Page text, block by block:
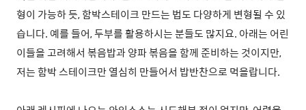
형이 가능하 듯, 함박스테이크 만드는 법도 다양하게 변형될 수 있
습니다. 예를 들어, 두부를 활용하시는 분들도 많지요. 아래는 어린
이들을 고려해서 볶음밥과 양파 볶음을 함께 준비하는 것이지만,
저는 함박 스테이크만 열심히 만들어서 밥반찬으로 먹을랍니다.